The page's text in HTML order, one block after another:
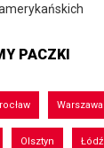
PACZKI
Warszawa
Olsztyn Łódź